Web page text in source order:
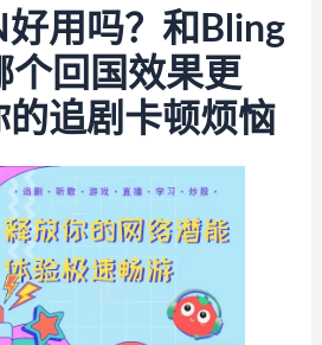
好用吗？和Bling
个回国效果更
的追剧卡顿烦恼